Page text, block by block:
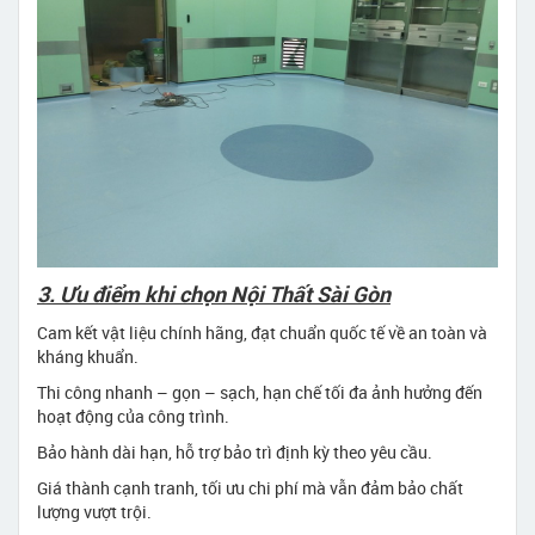
3. Ưu điểm khi chọn Nội Thất Sài Gòn
Cam kết vật liệu chính hãng, đạt chuẩn quốc tế về an toàn và
kháng khuẩn.
Thi công nhanh – gọn – sạch, hạn chế tối đa ảnh hưởng đến
hoạt động của công trình.
Bảo hành dài hạn, hỗ trợ bảo trì định kỳ theo yêu cầu.
Giá thành cạnh tranh, tối ưu chi phí mà vẫn đảm bảo chất
lượng vượt trội.